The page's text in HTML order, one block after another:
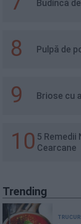
Budincă
8 Pulpă de
9 Briose cu
10 5 Remedii
Cearcane
Trending